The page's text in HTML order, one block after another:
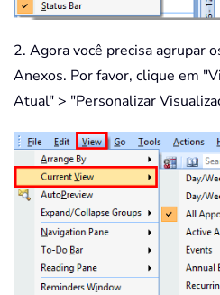
2. Agora você precisa agrupar
Anexos. Por favor, clique em
Atual" > "Personalizar